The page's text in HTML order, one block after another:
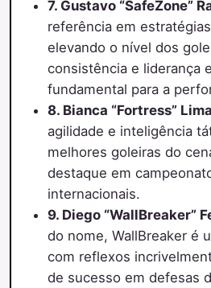
7. Gustavo “SafeZone”
referência em
elevando o nível dos
consistência e liderança
fundamental para a
8. Bianca “Fortress” Lima
agilidade e inteligência
melhores goleiras do
destaque em
internacionais.
9. Diego “WallBreaker”
do nome, WallBreaker é
com reflexos
de sucesso em defesas